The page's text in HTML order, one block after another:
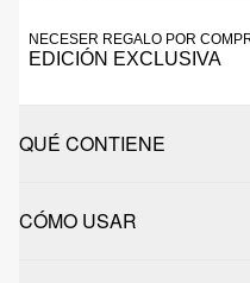
NECESER REGALO POR
EDICIÓN EXCLUSIVA
QUÉ CONTIENE
CÓMO USAR